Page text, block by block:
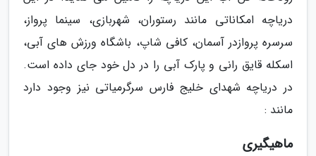
دریاچه امکاناتی مانند رستوران، شهربازی، سینما پرواز،
سرسره پروازدر آسمان، کافی شاپ، باشگاه ورزش های آبی،
اسکله قایق رانی و پارک آبی را در دل خود جای داده است.
در دریاچه شهدای خلیج فارس سرگرمیاتی نیز وجود دارد
مانند :
ماهیگیری